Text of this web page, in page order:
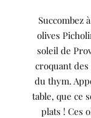
Succombez
olives
soleil de
croquant
du thym.
table, que ce
plats ! Ces